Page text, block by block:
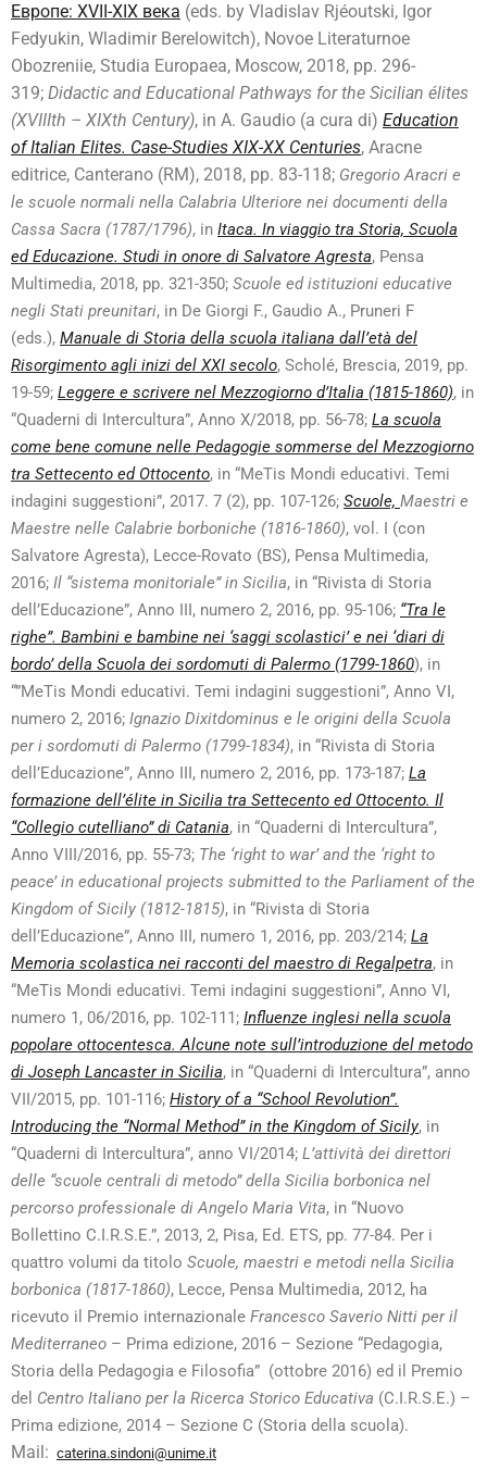
Европе: XVII-XIX века (eds. by Vladislav Rjéoutski, Igor
Fedyukin, Wladimir Berelowitch), Novoe Literaturnoe
Obozreniie, Studia Europaea, Moscow, 2018, pp. 296-
319; Didactic and Educational Pathways for the Sicilian élites
(XVIIIth – XIXth Century), in A. Gaudio (a cura di) Education
of Italian Elites. Case-Studies XIX-XX Centuries, Aracne
editrice, Canterano (RM), 2018, pp. 83-118; Gregorio Aracri e
le scuole normali nella Calabria Ulteriore nei documenti della
Cassa Sacra (1787/1796), in Itaca. In viaggio tra Storia, Scuola
ed Educazione. Studi in onore di Salvatore Agresta, Pensa
Multimedia, 2018, pp. 321-350; Scuole ed istituzioni educative
negli Stati preunitari, in De Giorgi F., Gaudio A., Pruneri F
(eds.), Manuale di Storia della scuola italiana dall’età del
Risorgimento agli inizi del XXI secolo, Scholé, Brescia, 2019, pp.
19-59; Leggere e scrivere nel Mezzogiorno d’Italia (1815-1860), in
“Quaderni di Intercultura”, Anno X/2018, pp. 56-78; La scuola
come bene comune nelle Pedagogie sommerse del Mezzogiorno
tra Settecento ed Ottocento, in “MeTis Mondi educativi. Temi
indagini suggestioni”, 2017. 7 (2), pp. 107-126; Scuole, Maestri e
Maestre nelle Calabrie borboniche (1816-1860), vol. I (con
Salvatore Agresta), Lecce-Rovato (BS), Pensa Multimedia,
2016; Il “sistema monitoriale” in Sicilia, in “Rivista di Storia
dell’Educazione”, Anno III, numero 2, 2016, pp. 95-106; “Tra le
righe”. Bambini e bambine nei ‘saggi scolastici’ e nei ‘diari di
bordo’ della Scuola dei sordomuti di Palermo (1799-1860), in
“”MeTis Mondi educativi. Temi indagini suggestioni”, Anno VI,
numero 2, 2016; Ignazio Dixitdominus e le origini della Scuola
per i sordomuti di Palermo (1799-1834), in “Rivista di Storia
dell’Educazione”, Anno III, numero 2, 2016, pp. 173-187; La
formazione dell’élite in Sicilia tra Settecento ed Ottocento. Il
“Collegio cutelliano” di Catania, in “Quaderni di Intercultura”,
Anno VIII/2016, pp. 55-73; The ‘right to war’ and the ‘right to
peace’ in educational projects submitted to the Parliament of the
Kingdom of Sicily (1812-1815), in “Rivista di Storia
dell’Educazione”, Anno III, numero 1, 2016, pp. 203/214; La
Memoria scolastica nei racconti del maestro di Regalpetra, in
“MeTis Mondi educativi. Temi indagini suggestioni”, Anno VI,
numero 1, 06/2016, pp. 102-111; Influenze inglesi nella scuola
popolare ottocentesca. Alcune note sull’introduzione del metodo
di Joseph Lancaster in Sicilia, in “Quaderni di Intercultura”, anno
VII/2015, pp. 101-116; History of a “School Revolution”.
Introducing the “Normal Method” in the Kingdom of Sicily, in
“Quaderni di Intercultura”, anno VI/2014; L’attività dei direttori
delle “scuole centrali di metodo” della Sicilia borbonica nel
percorso professionale di Angelo Maria Vita, in “Nuovo
Bollettino C.I.R.S.E.”, 2013, 2, Pisa, Ed. ETS, pp. 77-84. Per i
quattro volumi da titolo Scuole, maestri e metodi nella Sicilia
borbonica (1817-1860), Lecce, Pensa Multimedia, 2012, ha
ricevuto il Premio internazionale Francesco Saverio Nitti per il
Mediterraneo – Prima edizione, 2016 – Sezione “Pedagogia,
Storia della Pedagogia e Filosofia” (ottobre 2016) ed il Premio
del Centro Italiano per la Ricerca Storico Educativa (C.I.R.S.E.) –
Prima edizione, 2014 – Sezione C (Storia della scuola).
Mail: caterina.sindoni@unime.it